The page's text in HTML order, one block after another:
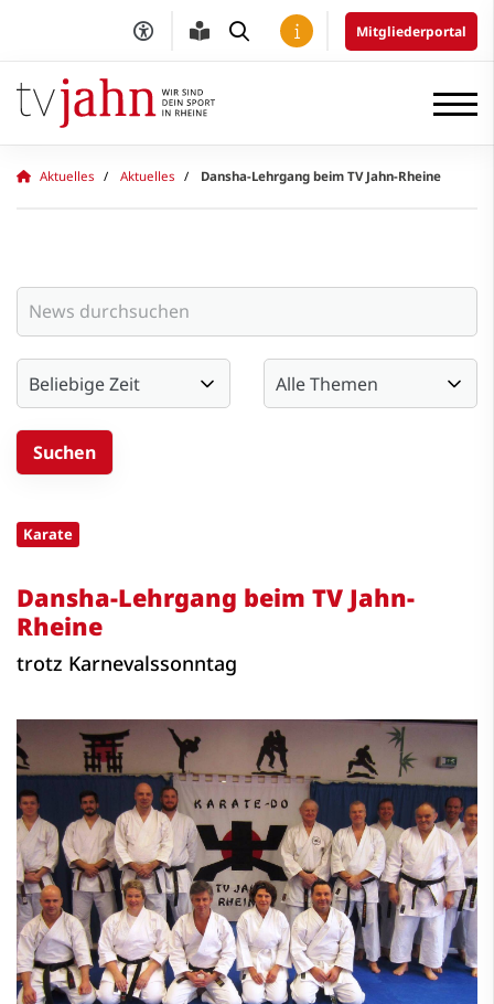
Mitgliederportal
Aktuelles Aktuelles Dansha-Lehrgang beim TV Jahn-Rheine
Karate
Dansha-Lehrgang beim TV Jahn-
Rheine
trotz Karnevalssonntag